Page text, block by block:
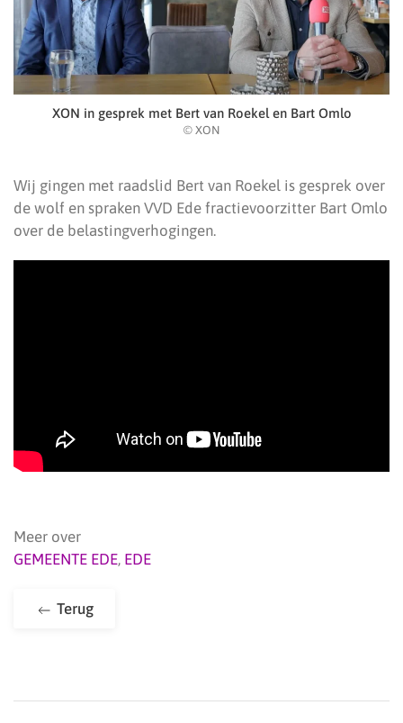
XON in gesprek met Bert van Roekel en Bart Omlo
© XON
Wij gingen met raadslid Bert van Roekel is gesprek over
de wolf en spraken VVD Ede fractievoorzitter Bart Omlo
over de belastingverhogingen.
Meer over
GEMEENTE EDE, EDE
Terug